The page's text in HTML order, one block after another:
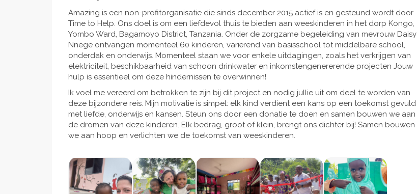
Amazing is een non-profitorganisatie die sinds december 2015 actief is en gesteund wordt door
Time to Help. Ons doel is om een liefdevol thuis te bieden aan weeskinderen in het dorp Kongo,
Yombo Ward, Bagamoyo District, Tanzania. Onder de zorgzame begeleiding van mevrouw Daisy
Nnege ontvangen momenteel 60 kinderen, variërend van basisschool tot middelbare school,
onderdak en onderwijs. Momenteel staan we voor enkele uitdagingen, zoals het verkrijgen van
elektriciteit, beschikbaarheid van schoon drinkwater en inkomstengenererende projecten Jouw
hulp is essentieel om deze hindernissen te overwinnen!
Ik voel me vereerd om betrokken te zijn bij dit project en nodig jullie uit om deel te worden van
deze bijzondere reis. Mijn motivatie is simpel: elk kind verdient een kans op een toekomst gevuld
met liefde, onderwijs en kansen. Steun ons door een donatie te doen en samen bouwen we aan
de dromen van deze kinderen. Elk bedrag, groot of klein, brengt ons dichter bij! Samen bouwen
we aan hoop en verlichten we de toekomst van weeskinderen.